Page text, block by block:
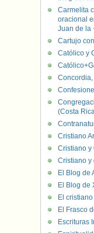
Carmelita
oracional
Juan de la
Cartujo
Católico y
(Costa
Cristiano
Cristiano y
Cristiano y
El Blog de
El Blog de
El
El Frasco
Escrituras